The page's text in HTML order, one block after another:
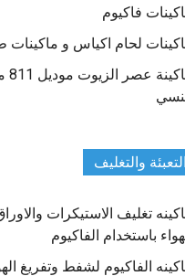
فاكيوم
لحام اكياس و ماكينات
التعبئة والتغليف
تغليف الاستيكرات
باستخدام الفاكيوم
الفاكيوم لشفط وتفريغ